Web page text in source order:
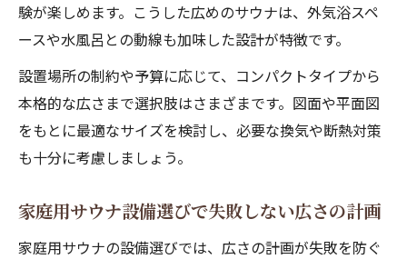
験が楽しめます。こうした広めのサウナは、外気浴スペ
ースや水風呂との動線も加味した設計が特徴です。
設置場所の制約や予算に応じて、コンパクトタイプから
本格的な広さまで選択肢はさまざまです。図面や平面図
をもとに最適なサイズを検討し、必要な換気や断熱対策
も十分に考慮しましょう。
家庭用サウナ設備選びで失敗しない広さの計画
家庭用サウナの設備選びでは、広さの計画が失敗を防ぐ